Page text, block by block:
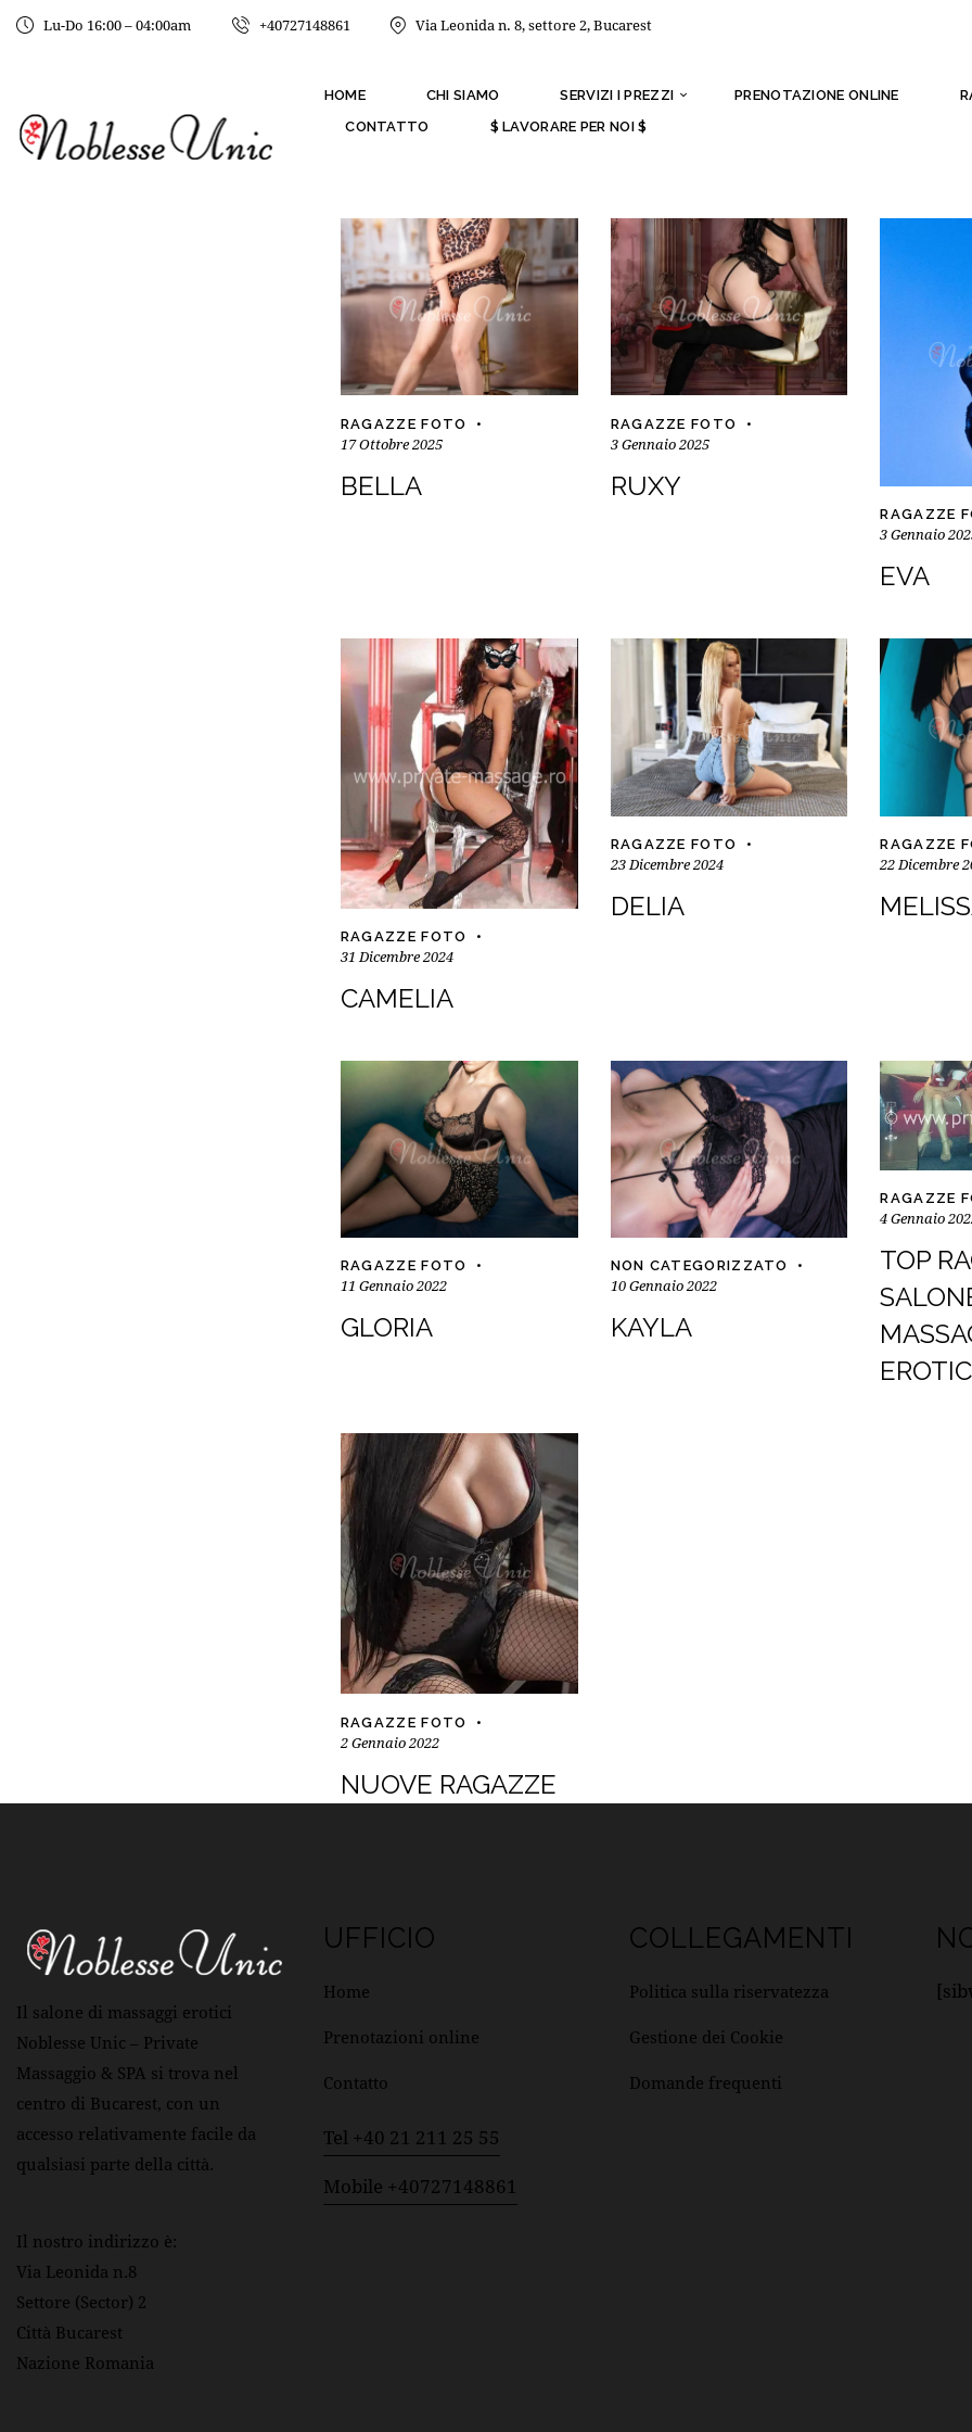
Lu-Do 16:00 – 04:00am +40727148861 Via Leonida n. 8, settore 2, Bucarest
HOME CHI SIAMO SERVIZI I PREZZI PRENOTAZIONE ONLINE
CONTATTO
$ LAVORARE PER NOI $
RAGAZZE FOTO
17 Ottobre 2025
BELLA
RAGAZZE FOTO
3 Gennaio 2025
RUXY
RAGAZZE
3 Gennaio
EVA
RAGAZZE FOTO
31 Dicembre 2024
CAMELIA
RAGAZZE FOTO
23 Dicembre 2024
DELIA
RAGAZZE
22 Dicembre
RAGAZZE FOTO
11 Gennaio 2022
GLORIA
NON CATEGORIZZATO
10 Gennaio 2022
KAYLA
RAGAZZE
4 Gennaio
TOP
RAGAZZE FOTO
2 Gennaio 2022
NUOVE RAGAZZE
Il salone di massaggi erotici
Noblesse Unic – Private
Massaggio & SPA si trova nel
centro di Bucarest, con un
accesso relativamente facile da
qualsiasi parte della città.
Il nostro indirizzo è:
Via Leonida n.8
Settore (Sector) 2
Città Bucarest
Nazione Romania
UFFICIO
Home
Prenotazioni online
Contatto
Tel +40 21 211 25 55
Mobile +40727148861
COLLEGAMENTI
Politica sulla riservatezza
Gestione dei Cookie
Domande frequenti